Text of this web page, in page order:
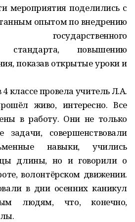
мероприятия поделились с
опытом по внедрению
государственного
стандарта, повышению
показав открытые уроки и
классе провела учитель Л.А.
живо, интересно. Все
в работу. Они не только
задачи, совершенствовали
навыки, учились
длины, но и говорили о
волонтёрском движении.
в дни осенних каникул
людям, что, конечно,